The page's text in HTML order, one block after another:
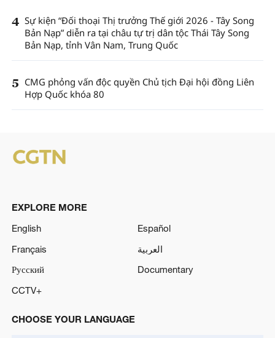
4 Sự kiện “Đối thoại Thị trưởng Thế giới 2026 - Tây Song
Bản Nạp” diễn ra tại châu tự trị dân tộc Thái Tây Song
Bản Nạp, tỉnh Vân Nam, Trung Quốc
5 CMG phỏng vấn độc quyền Chủ tịch Đại hội đồng Liên
Hợp Quốc khóa 80
EXPLORE MORE
English
Español
Français
العربية
Русский
Documentary
CCTV+
CHOOSE YOUR LANGUAGE